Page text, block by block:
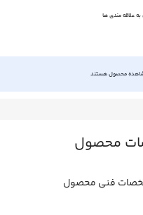
به علاقه مندی ها
محصول هستند
محصول
فنی محصول